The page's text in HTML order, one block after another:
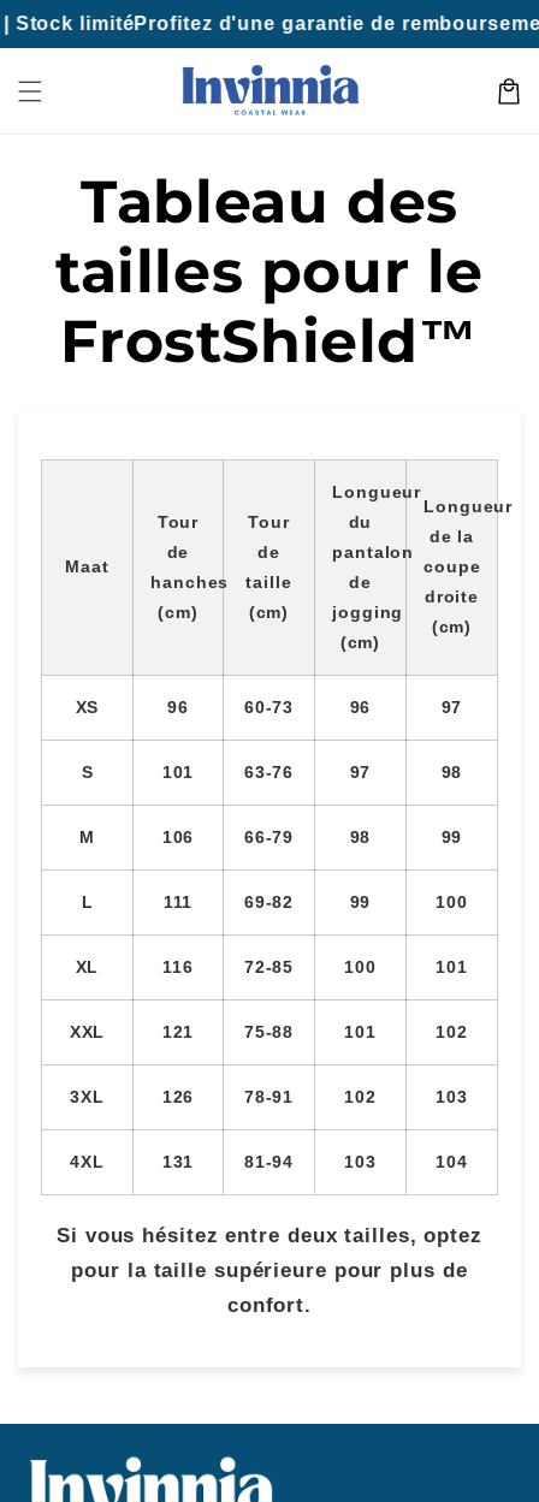
Aller au
Stock limitéProfitez d'une garantie de
Panier
Tableau des
tailles pour le
FrostShield™
Maat
Tour
de
hanches
(cm)
Tour
de
taille
(cm)
Longueur
du
pantalon
de
jogging
(cm)
Longueur
de la
coupe
droite
(cm)
XS 96 60-73 96 97
S 101 63-76 97 98
M 106 66-79 98 99
L 111 69-82 99 100
XL 116 72-85 100 101
XXL 121 75-88 101 102
3XL 126 78-91 102 103
4XL 131 81-94 103 104
Si vous hésitez entre deux tailles, optez
pour la taille supérieure pour plus de
confort.